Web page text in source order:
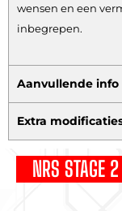
wensen en een
inbegrepen.
Aanvullende info
Extra
NRS STAGE 2